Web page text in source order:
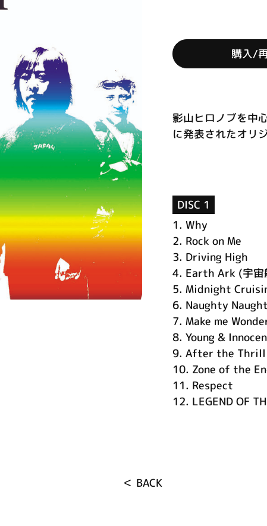
購入/
影山ヒロノブを中
に発表されたオリ
DISC 1
1. Why
2. Rock on Me
3. Driving High
4. Earth Ark (宇宙
5. Midnight
6. Naughty
7. Make me
8. Young &
9. After the Thrill
10. Zone of the
11. Respect
12. LEGEND OF
＜ BACK